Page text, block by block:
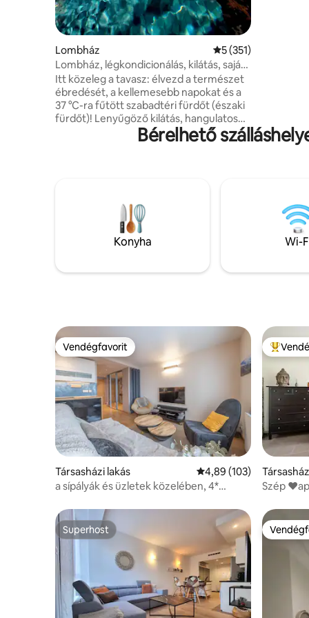
Lombház Átlagos értékelés:
5 (351)
Lombház, légkondicionálás, kilátás, saját
meleg/hideg gyógyfürdő
Itt közeleg a tavasz: élvezd a természet
ébredését, a kellemesebb napokat és a
37 °C-ra fűtött szabadtéri fürdőt (északi
fürdőt)! Lenyűgöző kilátás, hangulatos
belső tér videoprojektorral. Tökéletes
hely a természetben a nyugodt
gyertyák) vagy a „Csillogó este”
(pezsgővel) opcióval. Tökéletes a
partnered meglepetésszerű
megajándékozásához! (A részleteket és
megjegyzések” szakaszban találod 👇.)
Bérelhető
Konyha Wi-
Vendégfavorit
Vendégfavorit
Társasházi lakás Átlagos értékelés: 5/
4,89 (103)
a sípályák és üzletek közelében, 4*
Kiemelt
Szép
Superhost
Superhost